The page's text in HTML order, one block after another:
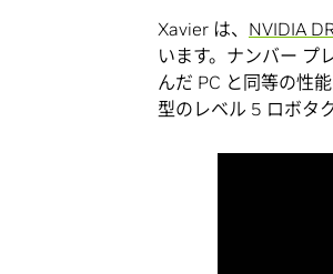
Xavier は、 NVIDIA
います。ナンバー プ
んだ PC と同等の性
型のレベル 5 ロボタ